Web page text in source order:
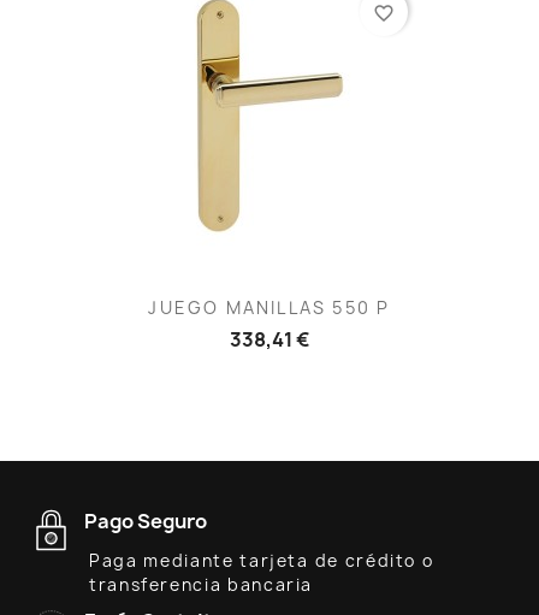
JUEGO MANILLAS 550 P
338,41 €
favorite_border
Pago Seguro
Paga mediante tarjeta de crédito o
transferencia bancaria